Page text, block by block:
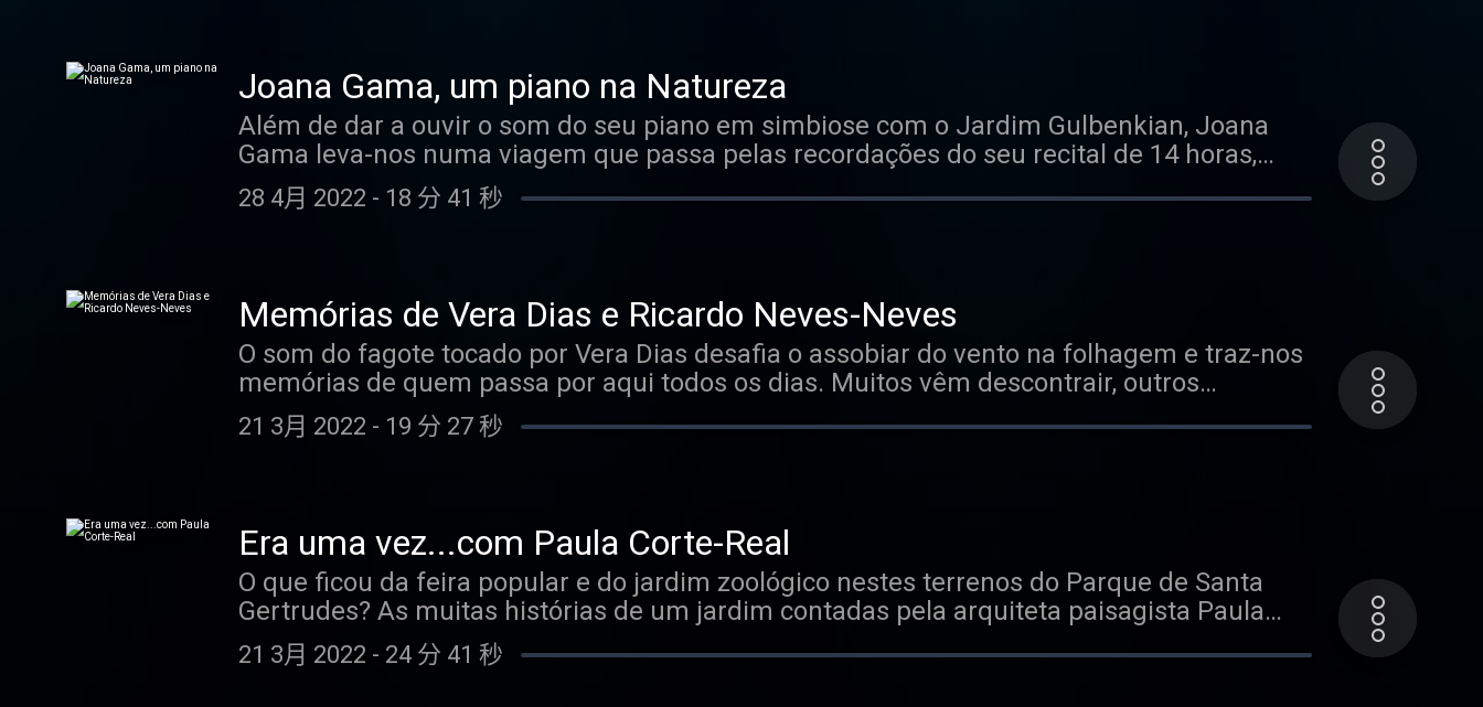
Joana Gama, um piano na Natureza
Além de dar a ouvir o som do seu piano em simbiose com o Jardim Gulbenkian, Joana
Gama leva-nos numa viagem que passa pelas recordações do seu recital de 14 horas,
muito perto do jardim japonês, até aos concertos no Anfiteatro ao ar livre ou aos
piqueniques com amigos. São vinte anos de paixão pela música e inspiração na natureza
28 4月 2022 - 18 分 41 秒
Memórias de Vera Dias e Ricardo Neves-Neves
O som do fagote tocado por Vera Dias desafia o assobiar do vento na folhagem e traz-nos
memórias de quem passa por aqui todos os dias. Muitos vêm descontrair, outros
aproveitam o silêncio para criar e alguns, como Ricardo Neves-Neves, recordam paixões
de outros tempos. fHJhk84AbvOTCJoOlzOd Hosted on Acast. See acast.com/privacy for
21 3月 2022 - 19 分 27 秒
Era uma vez...com Paula Corte-Real
O que ficou da feira popular e do jardim zoológico nestes terrenos do Parque de Santa
Gertrudes? As muitas histórias de um jardim contadas pela arquiteta paisagista Paula
Corte-Real, entre o som dos patos e dos humanos, acompanhados pelo piano de Joana
Gama. Hosted on Acast. See acast.com/privacy for more information.
21 3月 2022 - 24 分 41 秒